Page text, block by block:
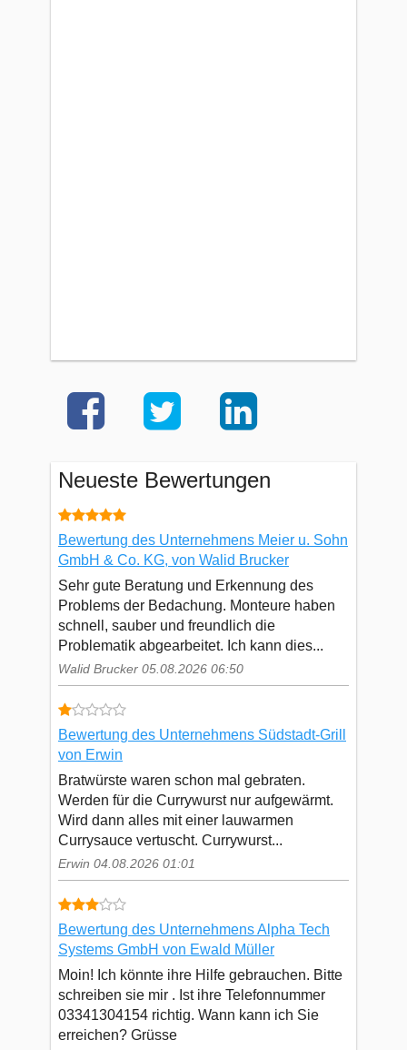
Neueste Bewertungen
Bewertung des Unternehmens Meier u. Sohn
GmbH & Co. KG, von Walid Brucker
Sehr gute Beratung und Erkennung des
Problems der Bedachung. Monteure haben
schnell, sauber und freundlich die
Problematik abgearbeitet. Ich kann dies...
Walid Brucker 05.08.2026 06:50
Bewertung des Unternehmens Südstadt-Grill
von Erwin
Bratwürste waren schon mal gebraten.
Werden für die Currywurst nur aufgewärmt.
Wird dann alles mit einer lauwarmen
Currysauce vertuscht. Currywurst...
Erwin 04.08.2026 01:01
Bewertung des Unternehmens Alpha Tech
Systems GmbH von Ewald Müller
Moin! Ich könnte ihre Hilfe gebrauchen. Bitte
schreiben sie mir . Ist ihre Telefonnummer
03341304154 richtig. Wann kann ich Sie
erreichen? Grüsse